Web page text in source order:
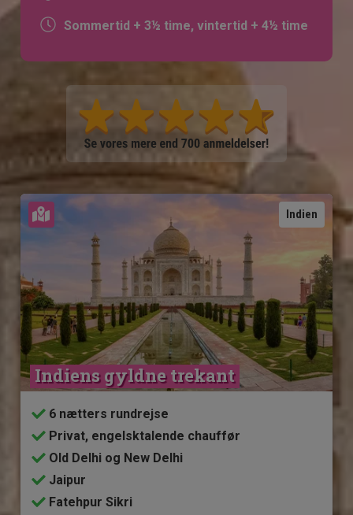
Sommertid + 3½ time, vintertid + 4½ time
Indien
Se kort
Indiens gyldne trekant
6 nætters rundrejse
Privat, engelsktalende chauffør
Old Delhi og New Delhi
Jaipur
Fatehpur Sikri